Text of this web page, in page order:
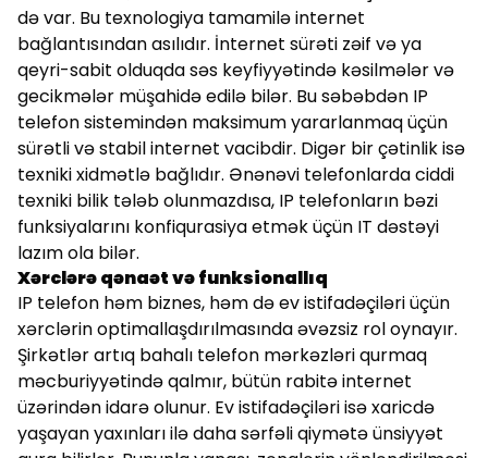
də var. Bu texnologiya tamamilə internet
bağlantısından asılıdır. İnternet sürəti zəif və ya
qeyri-sabit olduqda səs keyfiyyətində kəsilmələr və
gecikmələr müşahidə edilə bilər. Bu səbəbdən IP
telefon sistemindən maksimum yararlanmaq üçün
sürətli və stabil internet vacibdir. Digər bir çətinlik isə
texniki xidmətlə bağlıdır. Ənənəvi telefonlarda ciddi
texniki bilik tələb olunmazdısa, IP telefonların bəzi
funksiyalarını konfiqurasiya etmək üçün IT dəstəyi
lazım ola bilər.
Xərclərə qənaət və funksionallıq
IP telefon həm biznes, həm də ev istifadəçiləri üçün
xərclərin optimallaşdırılmasında əvəzsiz rol oynayır.
Şirkətlər artıq bahalı telefon mərkəzləri qurmaq
məcburiyyətində qalmır, bütün rabitə internet
üzərindən idarə olunur. Ev istifadəçiləri isə xaricdə
yaşayan yaxınları ilə daha sərfəli qiymətə ünsiyyət